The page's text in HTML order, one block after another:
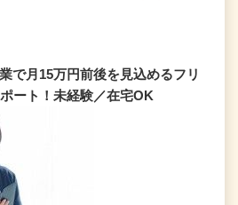
で月15万円前後を見込めるフリ
ート！未経験／在宅OK